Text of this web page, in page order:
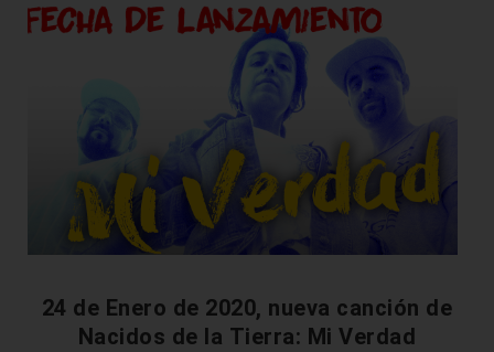
24 de Enero de 2020, nueva canción de
Nacidos de la Tierra: Mi Verdad